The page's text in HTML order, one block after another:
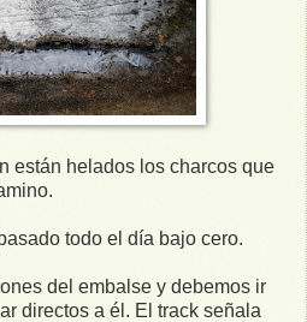
están helados los charcos que
todo el día bajo cero.
del embalse y debemos ir
directos a él. El track señala